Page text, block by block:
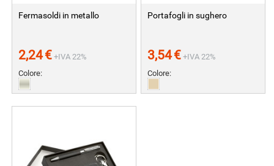
Fermasoldi in metallo
2,24€ +IVA 22%
Colore:
Portafogli in sughero
3,54€ +IVA 22%
Colore: